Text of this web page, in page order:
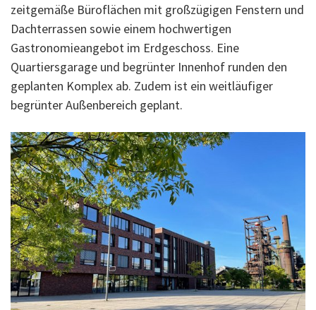
zeitgemäße Büroflächen mit großzügigen Fenstern und
Dachterrassen sowie einem hochwertigen
Gastronomieangebot im Erdgeschoss. Eine
Quartiersgarage und begrünter Innenhof runden den
geplanten Komplex ab. Zudem ist ein weitläufiger
begrünter Außenbereich geplant.